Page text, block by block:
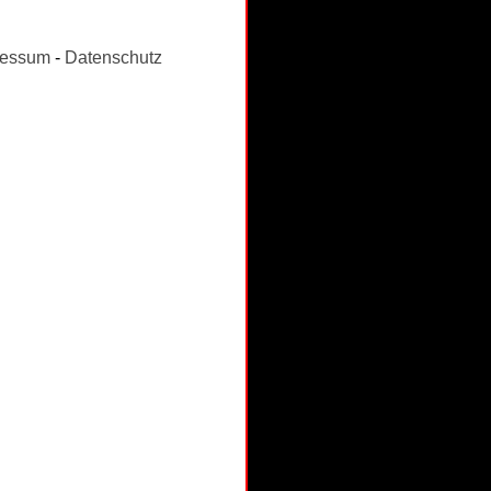
- Datenschutz